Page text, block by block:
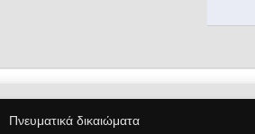
Πνευματικά δικαιώματα